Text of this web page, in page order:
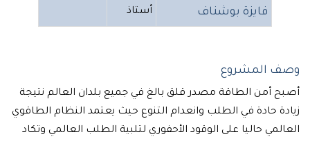
فايزة بوشناف أستاذ
وصف المشروع
أصبح أمن الطاقة مصدر قلق بالغ في جميع بلدان العالم نتيجة
زيادة حادة في الطلب وانعدام التنوع حيث يعتمد النظام الطاقوي
العالمي حاليا على الوقود الأحفوري لتلبية الطلب العالمي وتكاد